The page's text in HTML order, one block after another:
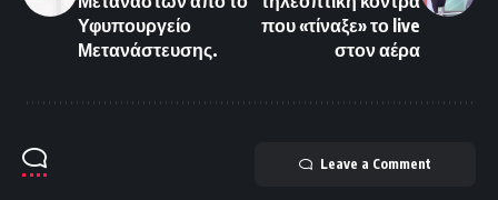
Υφυπουργείο
Μετανάστευσης.
που «τίναξε» το live
στον αέρα
Leave a Comment